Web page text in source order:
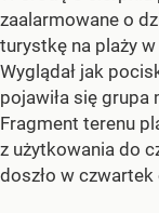
zaalarmowane o
turystkę na plaży
Wyglądał jak
pojawiła się
Fragment terenu
z użytkowania do
doszło w czwartek